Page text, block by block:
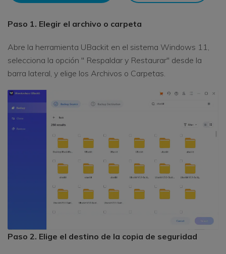
Paso 1. Elegir el archivo o carpeta
Abre la herramienta UBackit en el sistema Windows 11,
selecciona la opción " Respaldar y Restaurar" desde la
barra lateral, y elige los Archivos o Carpetas.
Paso 2. Elige el destino de la copia de seguridad